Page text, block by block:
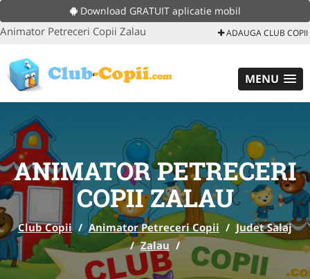
Download GRATUIT aplicatie mobil
Animator Petreceri Copii Zalau ADAUGA CLUB COPII
MENU
ANIMATOR PETRECERI
COPII ZALAU
Club Copii / Animator Petreceri Copii / Judet Salaj
/ Zalau /